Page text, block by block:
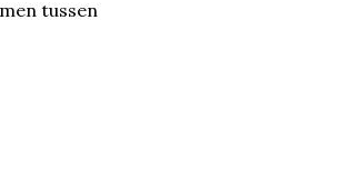
tussen